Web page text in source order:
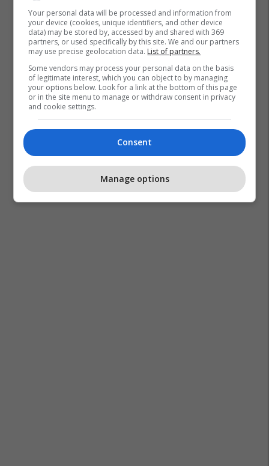
Your personal data will be processed and information from
your device (cookies, unique identifiers, and other device
data) may be stored by, accessed by and shared with 369
partners, or used specifically by this site. We and our partners
may use precise geolocation data. List of partners.
Some vendors may process your personal data on the basis
of legitimate interest, which you can object to by managing
your options below. Look for a link at the bottom of this page
or in the site menu to manage or withdraw consent in privacy
and cookie settings.
Consent
Manage options